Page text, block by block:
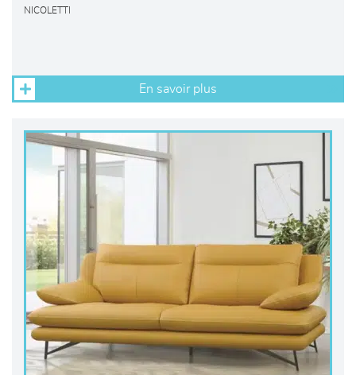
NICOLETTI
En savoir plus